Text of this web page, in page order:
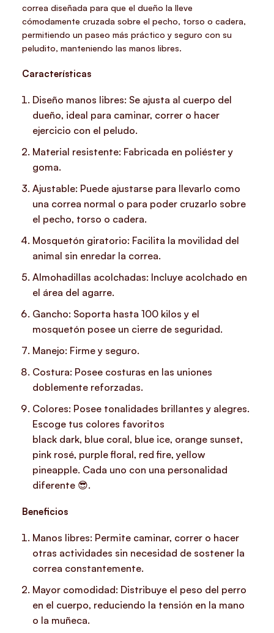
correa diseñada para que el dueño la lleve
cómodamente cruzada sobre el pecho, torso o cadera,
permitiendo un paseo más práctico y seguro con su
peludito, manteniendo las manos libres.
Características
Diseño manos libres: Se ajusta al cuerpo del
dueño, ideal para caminar, correr o hacer
ejercicio con el peludo.
Material resistente: Fabricada en poliéster y
goma.
Ajustable: Puede ajustarse para llevarlo como
una correa normal o para poder cruzarlo sobre
el pecho, torso o cadera.
Mosquetón giratorio: Facilita la movilidad del
animal sin enredar la correa.
Almohadillas acolchadas: Incluye acolchado en
el área del agarre.
Gancho: Soporta hasta 100 kilos y el
mosquetón posee un cierre de seguridad.
Manejo: Firme y seguro.
Costura: Posee costuras en las uniones
doblemente reforzadas.
Colores: Posee tonalidades brillantes y alegres.
Escoge tus colores favoritos
black dark, blue coral, blue ice, orange sunset,
pink rosé, purple floral, red fire, yellow
pineapple. Cada uno con una personalidad
diferente 😎.
Beneficios
Manos libres: Permite caminar, correr o hacer
otras actividades sin necesidad de sostener la
correa constantemente.
Mayor comodidad: Distribuye el peso del perro
en el cuerpo, reduciendo la tensión en la mano
o la muñeca.